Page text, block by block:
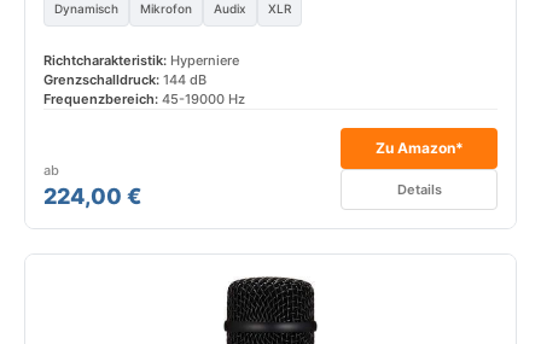
Dynamisch Mikrofon Audix XLR
Richtcharakteristik: Hyperniere
Grenzschalldruck: 144 dB
Frequenzbereich: 45-19000 Hz
ab
224,00 €
Zu Amazon*
Details